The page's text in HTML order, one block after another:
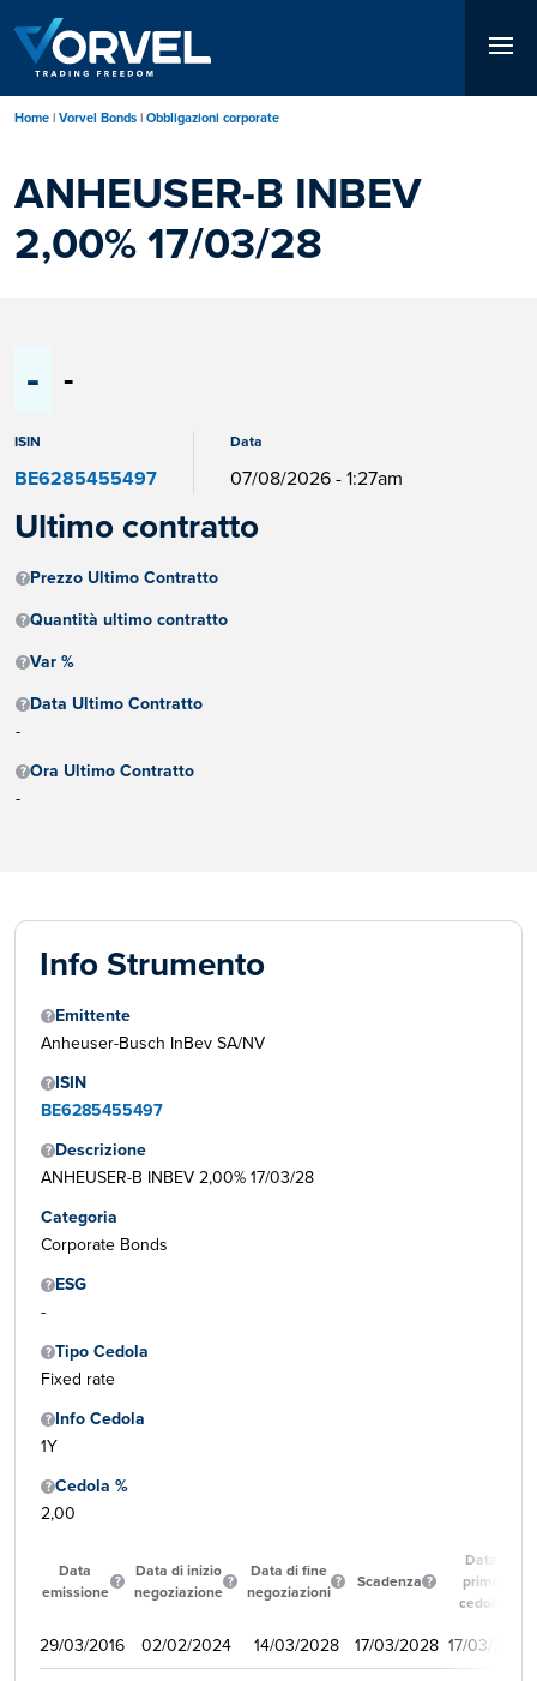
contenuto
principale
Home Vorvel Bonds Obbligazioni corporate
ANHEUSER-B INBEV
2,00% 17/03/28
- -
ISIN
BE6285455497
Data
07/08/2026 - 1:27am
Ultimo contratto
Prezzo Ultimo Contratto
Quantità ultimo contratto
Var %
Data Ultimo Contratto
-
Ora Ultimo Contratto
-
Info Strumento
Emittente
Anheuser-Busch InBev SA/NV
ISIN
BE6285455497
Descrizione
ANHEUSER-B INBEV 2,00% 17/03/28
Categoria
Corporate Bonds
ESG
-
Tipo Cedola
Fixed rate
Info Cedola
1Y
Cedola %
2,00
Data
emissione
Data di inizio
negoziazione
Data di fine
negoziazioni
Scadenza
Data
prima
cedola
29/03/2016 02/02/2024 14/03/2028 17/03/2028 17/03/2017